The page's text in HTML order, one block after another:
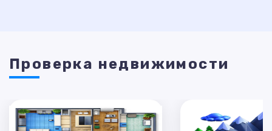
Проверка недвижимости